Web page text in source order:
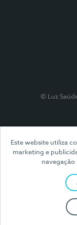
Este website utiliza
marketing e
navegação
© Luz